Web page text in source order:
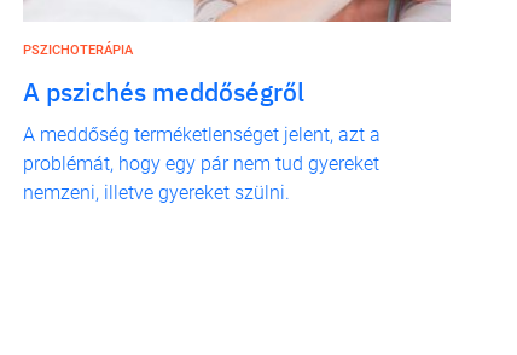
PSZICHOTERÁPIA
A pszichés meddőségről
A meddőség terméketlenséget jelent, azt a
problémát, hogy egy pár nem tud gyereket
nemzeni, illetve gyereket szülni.